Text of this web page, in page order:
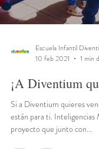
Load
Escuela Infantil
10 feb 2021
1 min
¡A Diventium
Si a Diventium quieres